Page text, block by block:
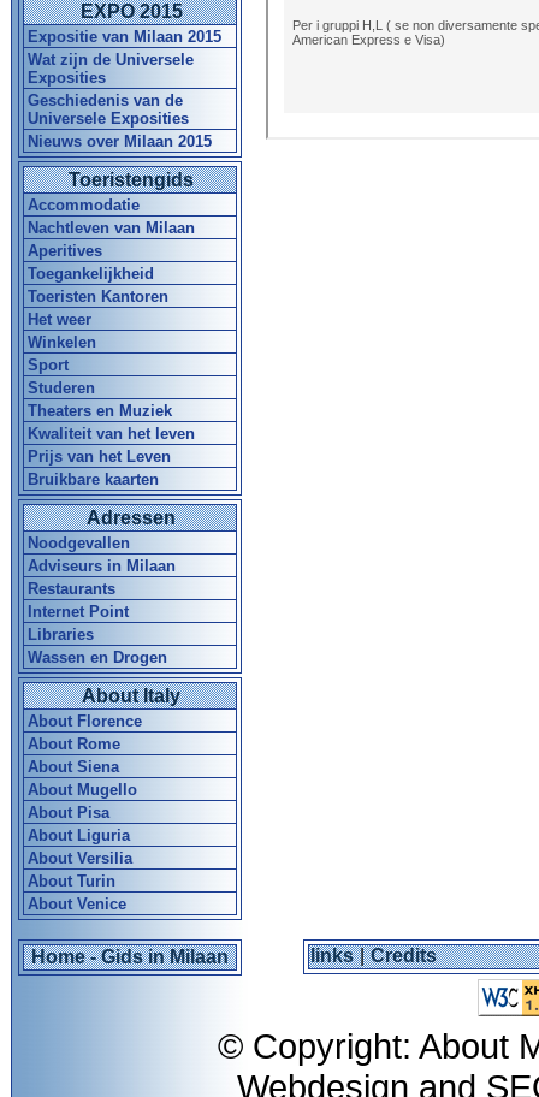
EXPO 2015
Expositie van Milaan 2015
Wat zijn de Universele
Exposities
Geschiedenis van de
Universele Exposities
Nieuws over Milaan 2015
Toeristengids
Accommodatie
Nachtleven van Milaan
Aperitives
Toegankelijkheid
Toeristen Kantoren
Het weer
Winkelen
Sport
Studeren
Theaters en Muziek
Kwaliteit van het leven
Prijs van het Leven
Bruikbare kaarten
Adressen
Noodgevallen
Adviseurs in Milaan
Restaurants
Internet Point
Libraries
Wassen en Drogen
About Italy
About Florence
About Rome
About Siena
About Mugello
About Pisa
About Liguria
About Versilia
About Turin
About Venice
Home - Gids in Milaan links|Credits
© Copyright: About
Webdesign and